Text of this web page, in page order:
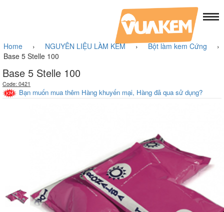
Home › NGUYÊN LIỆU LÀM KEM›Bột làm kem Cứng ›
Base 5 Stelle 100
Base 5 Stelle 100
Code: 0421
Bạn muốn mua thêm Hàng khuyến mại, Hàng đã qua sử dụng?